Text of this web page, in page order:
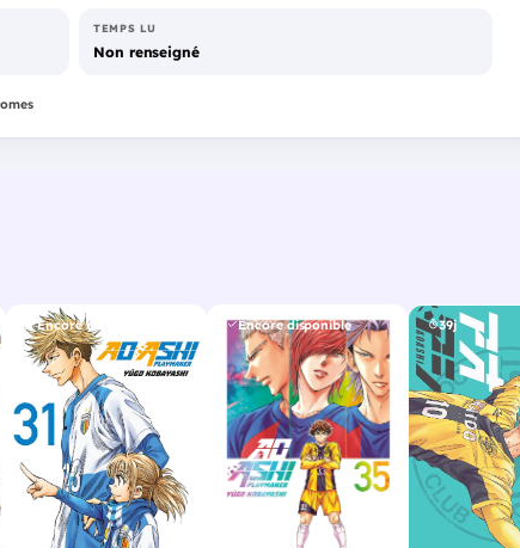
TEMPS LU
Non renseigné
Encore disponible Encore disponible 39j